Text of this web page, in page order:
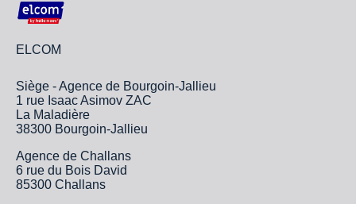
ELCOM
Siège - Agence de Bourgoin-Jallieu
1 rue Isaac Asimov ZAC
La Maladière
38300 Bourgoin-Jallieu
Agence de Challans
6 rue du Bois David
85300 Challans